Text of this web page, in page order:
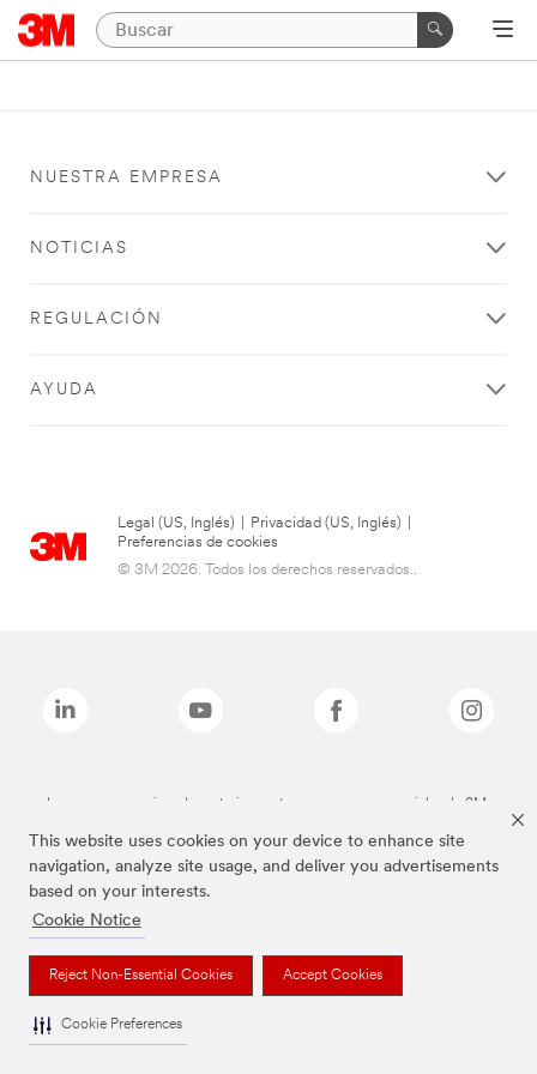
This website uses cookies on your device to enhance site
navigation, analyze site usage, and deliver you advertisements
based on your interests.
Cookie Notice
Reject Non-Essential Cookies Accept Cookies
Cookie Preferences
NUESTRA EMPRESA
NOTICIAS
REGULACIÓN
AYUDA
Legal (US, Inglés) Privacidad (US, Inglés)
Preferencias de cookies
© 3M 2026. Todos los derechos reservados..
Las marcas mencionadas anteriormente son marcas comerciales de 3M.